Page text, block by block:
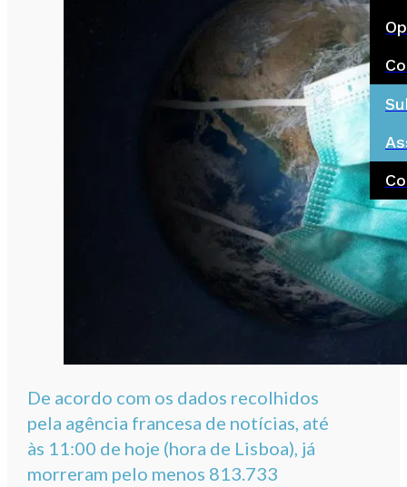
De acordo com os dados recolhidos
pela agência francesa de notícias, até
às 11:00 de hoje (hora de Lisboa), já
morreram pelo menos 813.733